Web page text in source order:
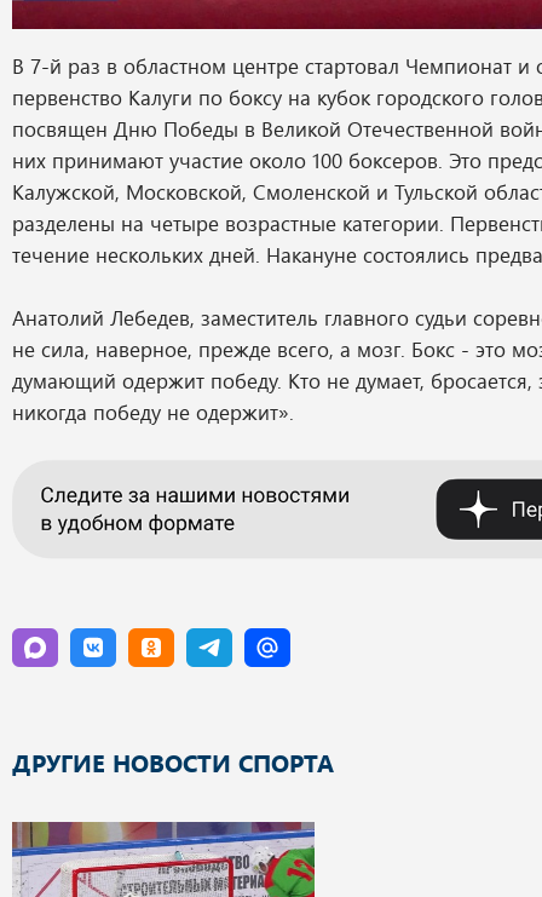
В 7-й раз в областном центре стартовал Чемпионат и
первенство Калуги по боксу на кубок городского
посвящен Дню Победы в Великой Отечественной
них принимают участие около 100 боксеров. Это
Калужской, Московской, Смоленской и Тульской
разделены на четыре возрастные категории.
течение нескольких дней. Накануне состоялись
Анатолий Лебедев, заместитель главного судьи
не сила, наверное, прежде всего, а мозг. Бокс - это
думающий одержит победу. Кто не думает, бросается,
никогда победу не одержит».
ДРУГИЕ НОВОСТИ СПОРТА